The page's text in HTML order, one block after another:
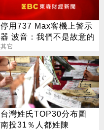
停用737 Max客機上警示
器 波音：我們不是故意的
其它
台灣姓氏TOP30分布圖
南投31％人都姓陳